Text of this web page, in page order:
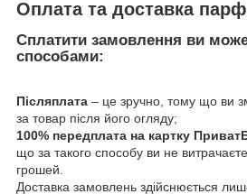
Оплата та доставка
Сплатити замовлення ви
способами:
Післяплата – це зручно, тому що ви
за товар після його огляду;
100% передплата на картку
що за такого способу ви не
грошей.
Доставка замовлень здійснюється